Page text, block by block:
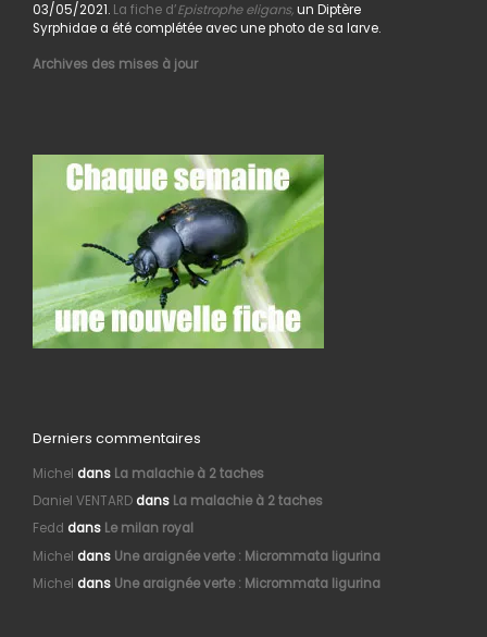
03/05/2021. La fiche d’Epistrophe eligans,un Diptère
Syrphidae a été complétée avec une photo de sa larve.
Archives des mises à jour
Derniers commentaires
Michel dans La malachie à 2 taches
Daniel VENTARDdans La malachie à 2 taches
Fedd dans Le milan royal
Michel dans Une araignée verte : Micrommata ligurina
Michel dans Une araignée verte : Micrommata ligurina